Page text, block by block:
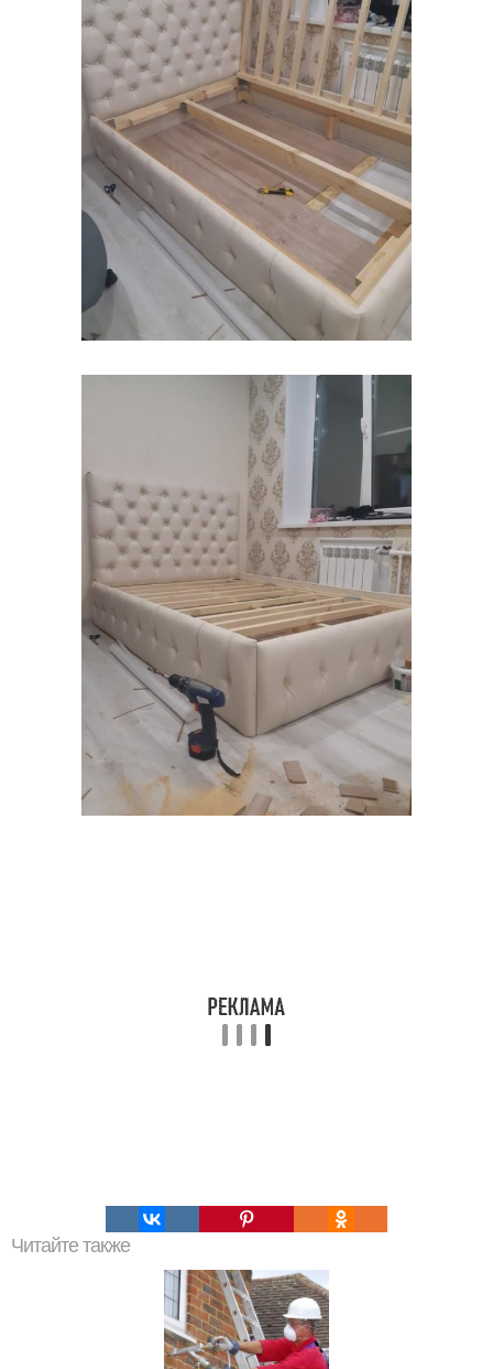
Читайте также